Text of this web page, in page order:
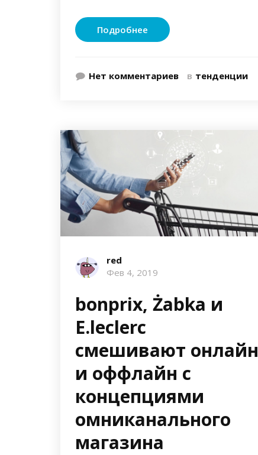
Подробнее
Нет комментариев в тенденции
red
Фев 4, 2019
bonprix, Żabka и
E.leclerc
смешивают онлайн
и оффлайн с
концепциями
омниканального
магазина